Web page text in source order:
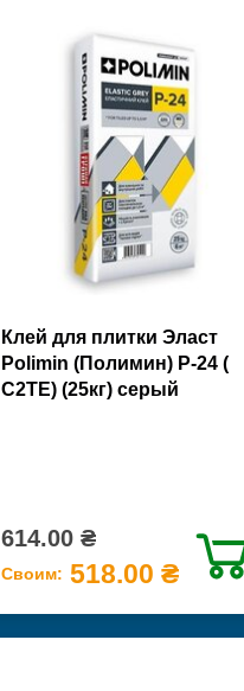
Клей для плитки Эласт
Polimin (Полимин) Р-24 (
С2ТЕ) (25кг) серый
614.00 ₴
Своим: 518.00 ₴